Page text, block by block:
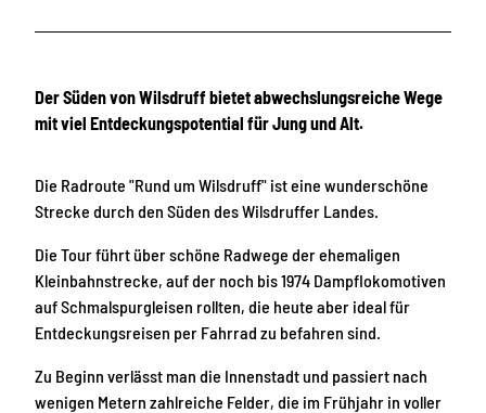
Der Süden von Wilsdruff bietet abwechslungsreiche Wege
mit viel Entdeckungspotential für Jung und Alt.
Die Radroute "Rund um Wilsdruff" ist eine wunderschöne
Strecke durch den Süden des Wilsdruffer Landes.
Die Tour führt über schöne Radwege der ehemaligen
Kleinbahnstrecke, auf der noch bis 1974 Dampflokomotiven
auf Schmalspurgleisen rollten, die heute aber ideal für
Entdeckungsreisen per Fahrrad zu befahren sind.
Zu Beginn verlässt man die Innenstadt und passiert nach
wenigen Metern zahlreiche Felder, die im Frühjahr in voller